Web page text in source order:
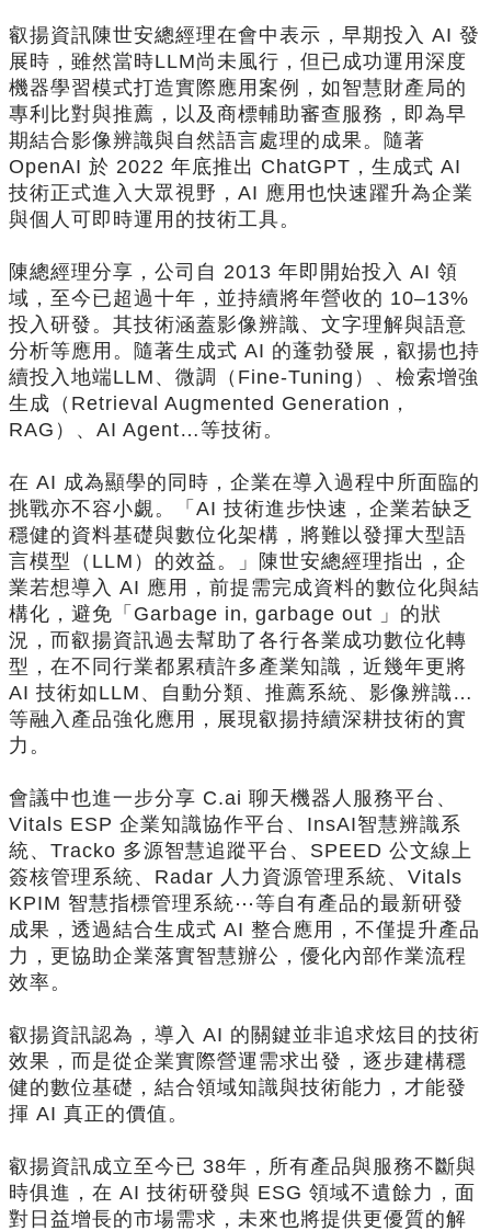
叡揚資訊陳世安總經理在會中表示，早期投入 AI 發
展時，雖然當時LLM尚未風行，但已成功運用深度
機器學習模式打造實際應用案例，如智慧財產局的
專利比對與推薦，以及商標輔助審查服務，即為早
期結合影像辨識與自然語言處理的成果。隨著
OpenAI 於 2022 年底推出 ChatGPT，生成式 AI
技術正式進入大眾視野，AI 應用也快速躍升為企業
與個人可即時運用的技術工具。
陳總經理分享，公司自 2013 年即開始投入 AI 領
域，至今已超過十年，並持續將年營收的 10–13%
投入研發。其技術涵蓋影像辨識、文字理解與語意
分析等應用。隨著生成式 AI 的蓬勃發展，叡揚也持
續投入地端LLM、微調（Fine-Tuning）、檢索增強
生成（Retrieval Augmented Generation，
RAG）、AI Agent…等技術。
在 AI 成為顯學的同時，企業在導入過程中所面臨的
挑戰亦不容小覷。「AI 技術進步快速，企業若缺乏
穩健的資料基礎與數位化架構，將難以發揮大型語
言模型（LLM）的效益。」陳世安總經理指出，企
業若想導入 AI 應用，前提需完成資料的數位化與結
構化，避免「Garbage in, garbage out 」的狀
況，而叡揚資訊過去幫助了各行各業成功數位化轉
型，在不同行業都累積許多產業知識，近幾年更將
AI 技術如LLM、自動分類、推薦系統、影像辨識…
等融入產品強化應用，展現叡揚持續深耕技術的實
力。
會議中也進一步分享 C.ai 聊天機器人服務平台、
Vitals ESP 企業知識協作平台、InsAI智慧辨識系
統、Tracko 多源智慧追蹤平台、SPEED 公文線上
簽核管理系統、Radar 人力資源管理系統、Vitals
KPIM 智慧指標管理系統⋯等自有產品的最新研發
成果，透過結合生成式 AI 整合應用，不僅提升產品
力，更協助企業落實智慧辦公，優化內部作業流程
效率。
叡揚資訊認為，導入 AI 的關鍵並非追求炫目的技術
效果，而是從企業實際營運需求出發，逐步建構穩
健的數位基礎，結合領域知識與技術能力，才能發
揮 AI 真正的價值。
叡揚資訊成立至今已 38年，所有產品與服務不斷與
時俱進，在 AI 技術研發與 ESG 領域不遺餘力，面
對日益增長的市場需求，未來也將提供更優質的解